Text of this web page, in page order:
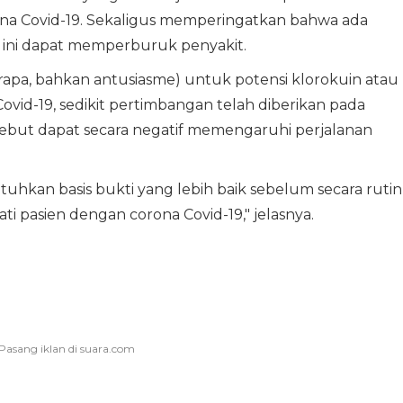
Covid-19. Sekaligus memperingatkan bahwa ada
dapat memperburuk penyakit.
bahkan antusiasme) untuk potensi klorokuin atau
19, sedikit pertimbangan telah diberikan pada
dapat secara negatif memengaruhi perjalanan
basis bukti yang lebih baik sebelum secara rutin
dengan corona Covid-19," jelasnya.